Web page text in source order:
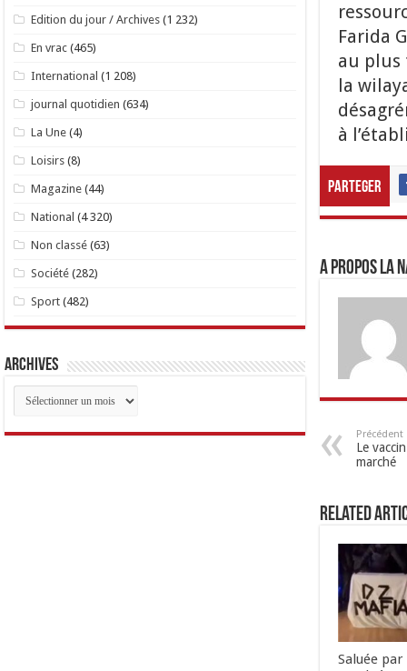
Farida
au plus
la
à
Parteger
A propos LA
Précédent
Le
marché
Related
Saluée
Edition du jour / Archives (1 232)
En vrac (465)
International (1 208)
journal quotidien (634)
La Une (4)
Loisirs (8)
Magazine (44)
National (4 320)
Non classé (63)
Société (282)
Sport (482)
Archives
Archives